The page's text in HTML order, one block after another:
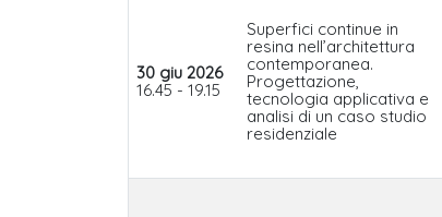
30 giu 2026
16.45 - 19.15
Superfici continue in
resina nell’architettura
contemporanea.
Progettazione,
tecnologia applicativa e
analisi di un caso studio
residenziale